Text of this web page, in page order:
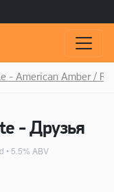
- American Amber /
- Друзья
• 5.5% ABV